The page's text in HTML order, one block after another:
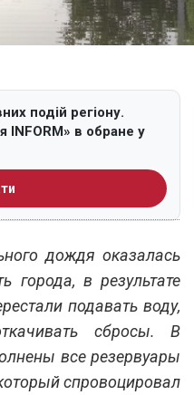
подій регіону.
INFORM» в обране у
дождя оказалась
города, в результате
подавать воду,
сбросы. В
все резервуары
спровоцировал